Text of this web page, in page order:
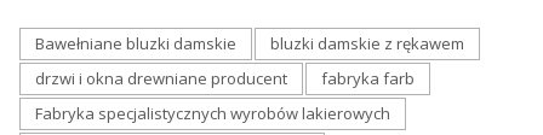
Bawełniane bluzki damskie
bluzki damskie z rękawem
drzwi i okna drewniane producent
fabryka farb
Fabryka specjalistycznych wyrobów lakierowych